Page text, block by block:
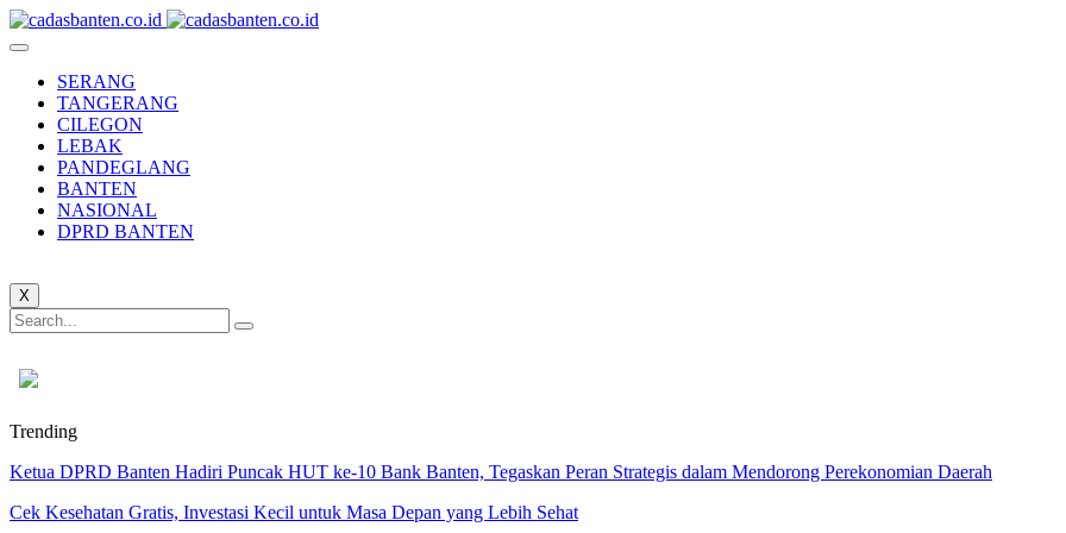
SERANG
TANGERANG
CILEGON
LEBAK
PANDEGLANG
BANTEN
NASIONAL
DPRD BANTEN
X
Trending
Ketua DPRD Banten Hadiri Puncak HUT ke-10 Bank Banten, Tegaskan Peran Strategis dalam Mendorong Perekonomian Daerah
Cek Kesehatan Gratis, Investasi Kecil untuk Masa Depan yang Lebih Sehat